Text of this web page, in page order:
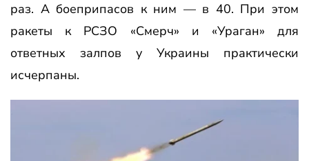
раз. А боеприпасов к ним — в 40. При этом
ракеты к РСЗО «Смерч» и «Ураган» для
ответных залпов у Украины практически
исчерпаны.